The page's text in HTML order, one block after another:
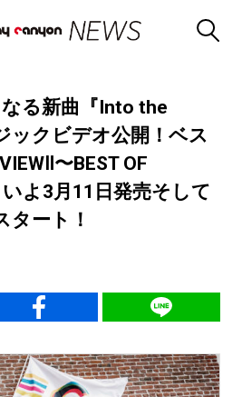
る新曲『Into the
ックビデオ公開！ベス
〜BEST OF
よ3月11日発売そして
タート！